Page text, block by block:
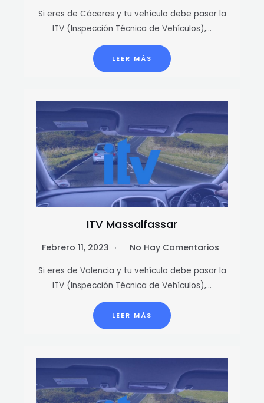
Si eres de Cáceres y tu vehículo debe pasar la
ITV (Inspección Técnica de Vehículos),…
LEER MÁS
ITV Massalfassar
Febrero 11, 2023 No Hay Comentarios
Si eres de Valencia y tu vehículo debe pasar la
ITV (Inspección Técnica de Vehículos),…
LEER MÁS